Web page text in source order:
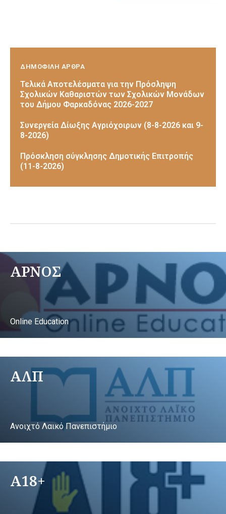
ΔΗΜΟΦΙΛΗ ΑΡΘΡΑ
Τελικά Αποτελέσματα για την Πρόσληψη
Σχολικών Καθαριστών των Σχολικών Μονάδων
του Δήμου Φαρκαδόνας 2026-2027
Συνεργεία Δίωξης Αγριόχοιρων (8-8-2026 και 9-
8-2026)
Πρόσκληση σύγκλησης Δημοτικής Επιτροπής
(11-8-2026)
ΑΡΝΟΣ
Online Education
ΑΛΠ
Ανοιχτό Λαικό Πανεπιστήμιο
A18+